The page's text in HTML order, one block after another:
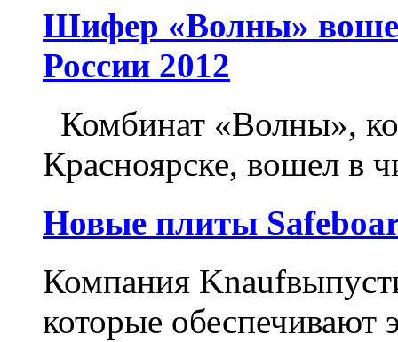
Шифер «Волны»
России 2012
Комбинат «Волны»,
Красноярске, вошел в
Новые плиты
Компания
которые